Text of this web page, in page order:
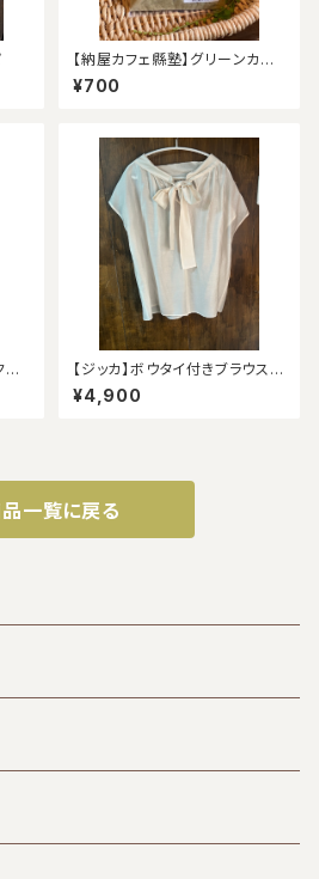
【納屋カフェ縣塾】グリーンカレ
ー
¥700
【ジッカ】ボウタイ付きブラウス
（新品）
¥4,900
一覧に戻る